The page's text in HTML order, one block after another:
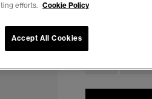
efforts. Cookie Policy
Accept All Cookies